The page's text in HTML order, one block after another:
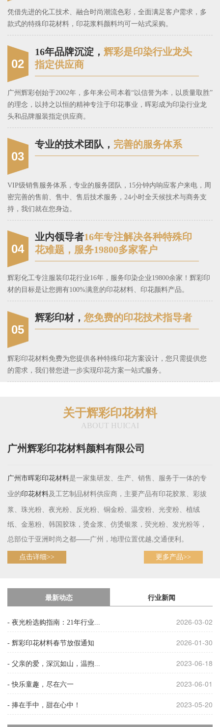
凭借先进的化工技术、融合时尚潮流色彩，全面满足客户需求，多
款式的特殊印花材料，印花浆料颜料均可一站式采购。
02
16年品牌沉淀， 辉彩是印染行业龙头
指定供应商
广州辉彩创始于2002年，多年来公司本着“以信誉为本，以质量取胜”
的理念，以持之以恒的精神专注于印花事业，晖彩成为印染行业龙
头和品牌服装指定供应商。
03
专业的技术团队， 完善的服务体系
VIP级销售服务体系，专业的服务团队，15分钟内响应客户来电，周
密完善的售前、售中、售后技术服务，24小时全天候技术与商务支
持，我们就在您身边。
04
业内领导者16年专注解决各种特殊印
花难题，服务19800多家客户
辉彩化工专注服装印花行业16年，服务印染企业19800余家！辉彩印
材的目标是让您拥有100%满意的印花材料、印花颜料产品。
05
辉彩印材， 您免费的印花技术指导者
辉彩印花材料免费为您提供各种特殊印花方案设计，您只需提供您
的需求，我们替您进一步实现印花方案一站式服务。
关于辉彩印花材料
ABOUT HUICAI
广州辉彩印花材料颜料有限公司
广州市晖彩印花材料是一家集研发、生产、销售、服务于一体的专
业的 印花材料及工艺制品材料供应商，主要产品有印花胶浆、彩拔
浆、珠光粉、夜光粉、反光粉、铜金粉、温变粉、光变粉、植绒
纸、金葱粉、韩国胶珠，烫金浆、仿烫银浆，荧光粉、发光粉等，
总部位于亚洲时尚之都——广州，地理位置优越,交通便利。
点击详细>> 更多产品>>
最新动态 行业新闻
2026-03-02
- 夜光粉选购指南：21年行业...
2026-01-30
- 辉彩印花材料春节放假通知
2023-06-18
- 父亲的爱，深沉如山，温煦...
2023-06-01
- 快乐童趣，尽在六一
2023-05-20
- 捧在手中，甜在心中！